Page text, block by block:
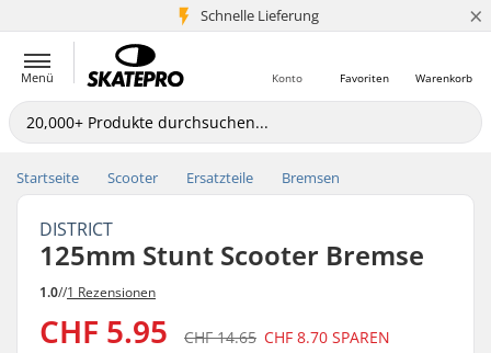
Schnelle Lieferung
5+ Mio. Kunden ×
Menü Warenkorb
Favoriten
Konto
Startseite Scooter Ersatzteile Bremsen
DISTRICT
125mm Stunt Scooter Bremse
1.0//1 Rezensionen
CHF 5.95 CHF 14.65 CHF 8.70 SPAREN